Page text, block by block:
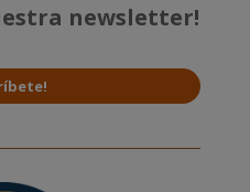
newsletter!